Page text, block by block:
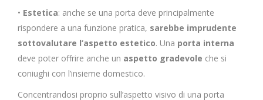
• Estetica: anche se una porta deve principalmente
rispondere a una funzione pratica, sarebbe imprudente
sottovalutare l’aspetto estetico. Una porta interna
deve poter offrire anche un aspetto gradevole che si
coniughi con l’insieme domestico.
Concentrandosi proprio sull’aspetto visivo di una porta